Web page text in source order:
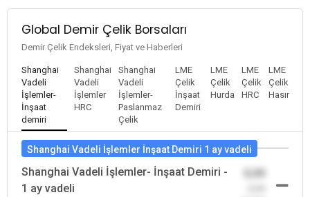
Global Demir Çelik Borsaları
Demir Çelik Endeksleri, Fiyat ve Haberleri
Shanghai
Vadeli
İşlemler-
İnşaat
demiri
Shanghai
Vadeli
İşlemler
HRC
Shanghai
Vadeli
İşlemler-
Paslanmaz
Çelik
LME
Çelik
İnşaat
Demiri
LME
Çelik
Hurda
LME
Çelik
HRC
LME
Çelik
Hasır
Shanghai Vadeli İşlemler İnşaat Demiri 1 ay vadeli
Shanghai Vadeli İşlemler- İnşaat Demiri -
1 ay vadeli